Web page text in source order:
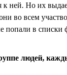
к ней. Но их
во всем
попали в
людей,